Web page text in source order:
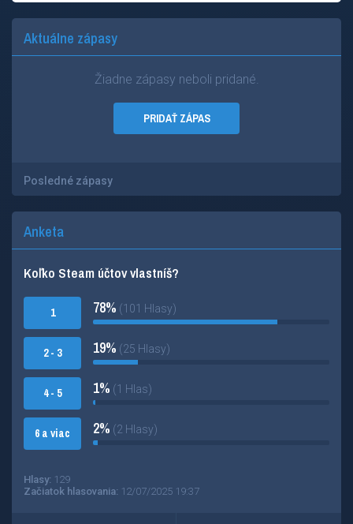
Aktuálne zápasy
Žiadne zápasy neboli pridané.
PRIDAŤ ZÁPAS
Posledné zápasy
Anketa
Koľko Steam účtov vlastníš?
1
2 - 3
4 - 5
6 a viac
78% (101 Hlasy)
19% (25 Hlasy)
1% (1 Hlas)
2% (2 Hlasy)
Hlasy: 129
Začiatok hlasovania: 12/07/2025 19:37